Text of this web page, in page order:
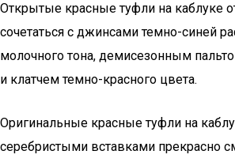
Открытые красные туфли на каблуке
сочетаться с джинсами темно-синей
молочного тона, демисезонным
и клатчем темно-красного цвета.
Оригинальные красные туфли на
серебристыми вставками прекрасно